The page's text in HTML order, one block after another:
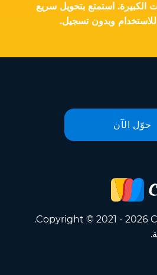
الكبيرة. استمتع بتحويل سريع
وبدون تسجيل.
حوّل الآن
Copyright © 2021 - 2026 Converter App OÜ.